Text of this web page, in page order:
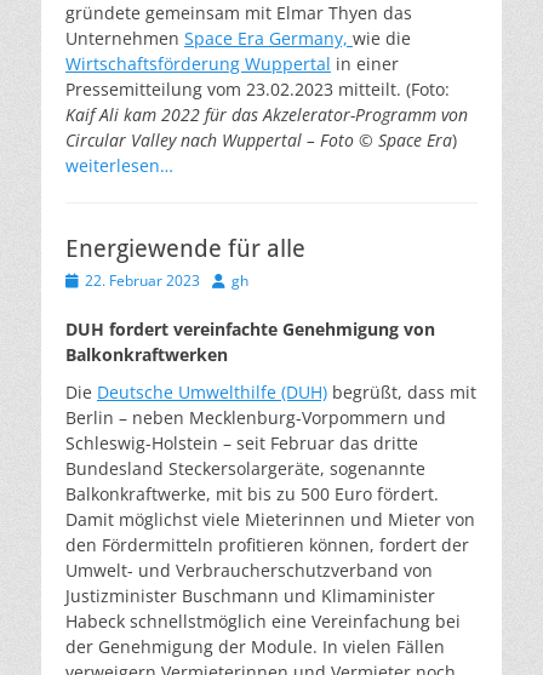
gründete gemeinsam mit Elmar Thyen das
Unternehmen Space Era Germany, wie die
Wirtschaftsförderung Wuppertal in einer
Pressemitteilung vom 23.02.2023 mitteilt. (Foto:
Kaif Ali kam 2022 für das Akzelerator-Programm von
Circular Valley nach Wuppertal – Foto © Space Era)
weiterlesen…
Energiewende für alle
Veröffentlicht
22. Februar 2023 Autor
gh
DUH fordert vereinfachte Genehmigung von
Balkonkraftwerken
Die Deutsche Umwelthilfe (DUH) begrüßt, dass mit
Berlin – neben Mecklenburg-Vorpommern und
Schleswig-Holstein – seit Februar das dritte
Bundesland Steckersolargeräte, sogenannte
Balkonkraftwerke, mit bis zu 500 Euro fördert.
Damit möglichst viele Mieterinnen und Mieter von
den Fördermitteln profitieren können, fordert der
Umwelt- und Verbraucherschutzverband von
Justizminister Buschmann und Klimaminister
Habeck schnellstmöglich eine Vereinfachung bei
der Genehmigung der Module. In vielen Fällen